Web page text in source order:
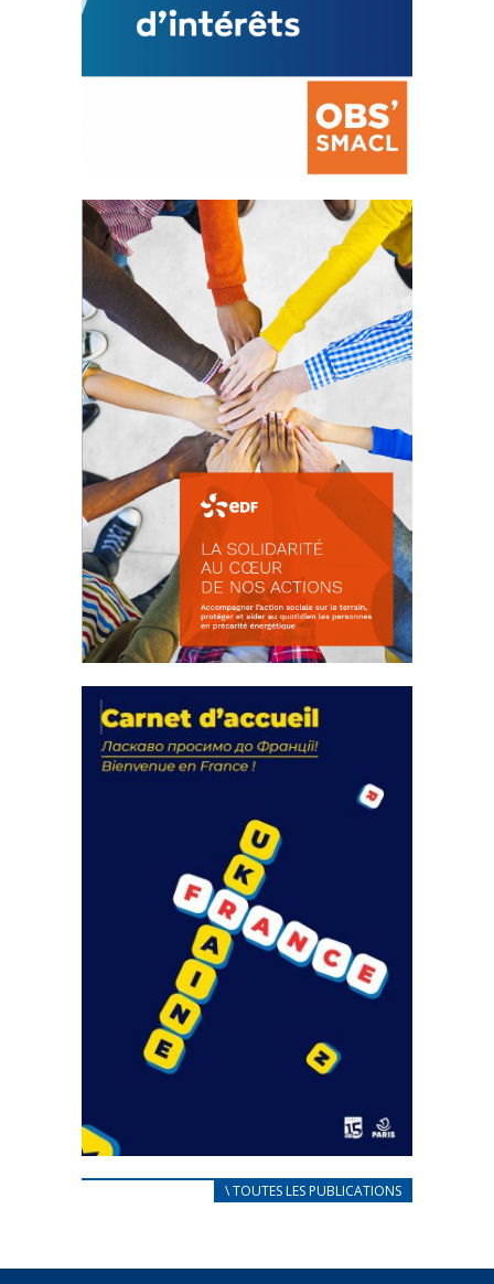
La prévention des conflits
d’intérêts
18 septembre 2023
FEUILLETER
actions
18 septembre 2023
FEUILLETER
CARNET D’ACCUEIL
Afin d’accompagner au mieux les réfugiés
\ TOUTES LES PUBLICATIONS